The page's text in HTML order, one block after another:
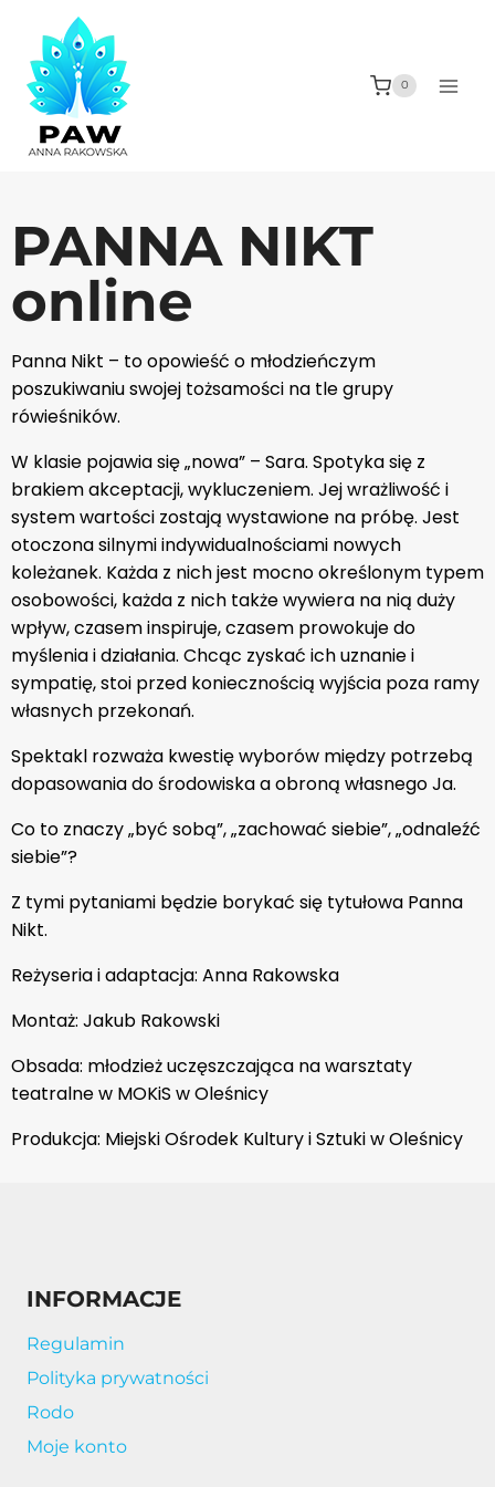
0
PANNA NIKT
online
Panna Nikt – to opowieść o młodzieńczym
poszukiwaniu swojej tożsamości na tle grupy
rówieśników.
W klasie pojawia się „nowa” – Sara. Spotyka się z
brakiem akceptacji, wykluczeniem. Jej wrażliwość i
system wartości zostają wystawione na próbę. Jest
otoczona silnymi indywidualnościami nowych
koleżanek. Każda z nich jest mocno określonym typem
osobowości, każda z nich także wywiera na nią duży
wpływ, czasem inspiruje, czasem prowokuje do
myślenia i działania. Chcąc zyskać ich uznanie i
sympatię, stoi przed koniecznością wyjścia poza ramy
własnych przekonań.
Spektakl rozważa kwestię wyborów między potrzebą
dopasowania do środowiska a obroną własnego Ja.
Co to znaczy „być sobą”, „zachować siebie”, „odnaleźć
siebie”?
Z tymi pytaniami będzie borykać się tytułowa Panna
Nikt.
Reżyseria i adaptacja: Anna Rakowska
Montaż: Jakub Rakowski
Obsada: młodzież uczęszczająca na warsztaty
teatralne w MOKiS w Oleśnicy
Produkcja: Miejski Ośrodek Kultury i Sztuki w Oleśnicy
INFORMACJE
Regulamin
Polityka prywatności
Rodo
Moje konto